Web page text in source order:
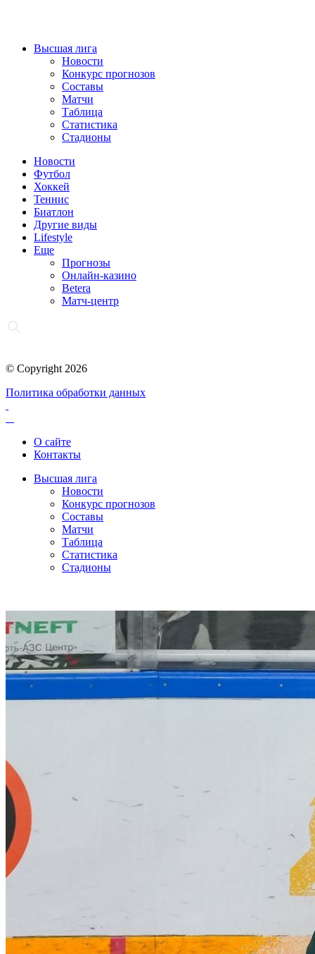
Высшая лига
Новости
Конкурс прогнозов
Составы
Матчи
Таблица
Статистика
Стадионы
Новости
Футбол
Хоккей
Теннис
Биатлон
Другие виды
Lifestyle
Еще
Прогнозы
Онлайн-казино
Betera
Матч-центр
© Copyright 2026
Политика обработки данных
О сайте
Контакты
Высшая лига
Новости
Конкурс прогнозов
Составы
Матчи
Таблица
Статистика
Стадионы